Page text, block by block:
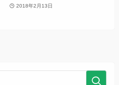
2018年2月13日